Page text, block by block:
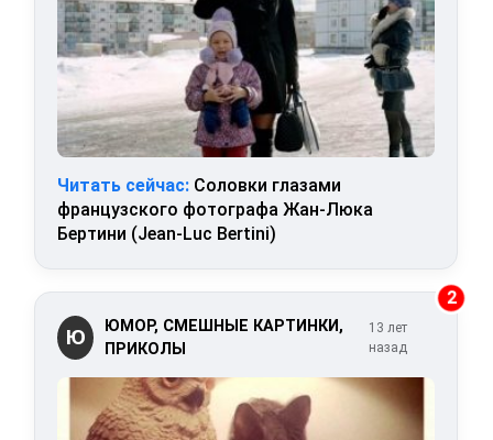
Читать сейчас: Соловки глазами
французского фотографа Жан-Люка
Бертини (Jean-Luc Bertini)
2
Ю
ЮМОР, СМЕШНЫЕ КАРТИНКИ,
ПРИКОЛЫ
13 лет
назад